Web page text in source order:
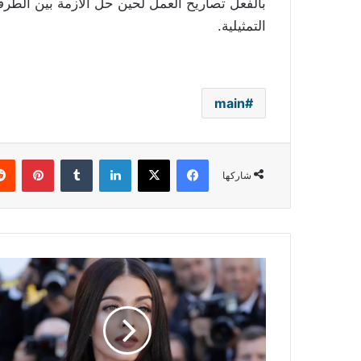
بالفعل تصاريح العمل لحين حل الأزمة بين
التمثيلية.
main
شاركها
فيسبوك ‫X لينكدإن
آيشواريا
راي
تتفوّق
على
زوجها..
لن